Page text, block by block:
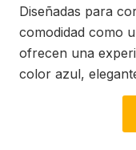
Diseñadas para
comodidad como
ofrecen una
color azul,